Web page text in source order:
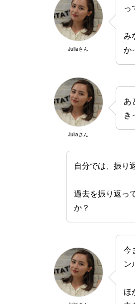
Juliaさん
っ
み
か
Juliaさん
あ
き
自分では、振り
過去を振り返っ
か？
今
ン
ほ